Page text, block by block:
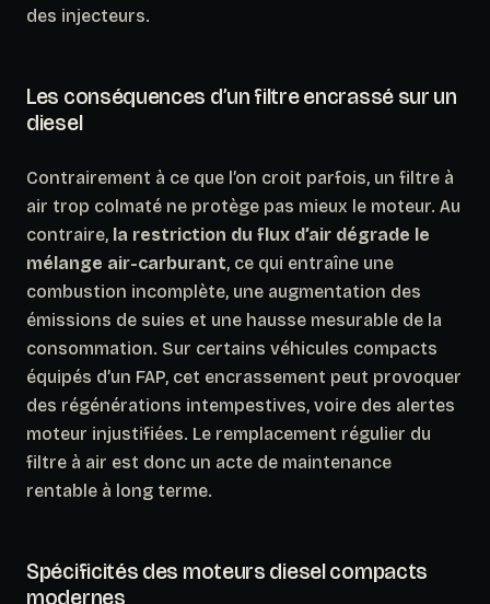
des injecteurs.
Les conséquences d’un filtre encrassé sur un
diesel
Contrairement à ce que l’on croit parfois, un filtre à
air trop colmaté ne protège pas mieux le moteur. Au
contraire, la restriction du flux d’air dégrade le
mélange air-carburant, ce qui entraîne une
combustion incomplète, une augmentation des
émissions de suies et une hausse mesurable de la
consommation. Sur certains véhicules compacts
équipés d’un FAP, cet encrassement peut provoquer
des régénérations intempestives, voire des alertes
moteur injustifiées. Le remplacement régulier du
filtre à air est donc un acte de maintenance
rentable à long terme.
Spécificités des moteurs diesel compacts
modernes